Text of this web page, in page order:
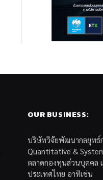
OUR BUSINESS:
บริษัทวิจัยพัฒนากลยุทธ์
Quantitative &
ตลาดกองทุนส่วนบุคคล
ประเทศไทย อาทิเช่น